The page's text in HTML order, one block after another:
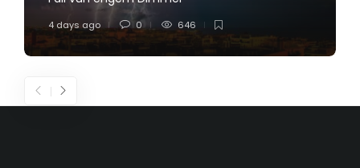
4 days ago 0 646